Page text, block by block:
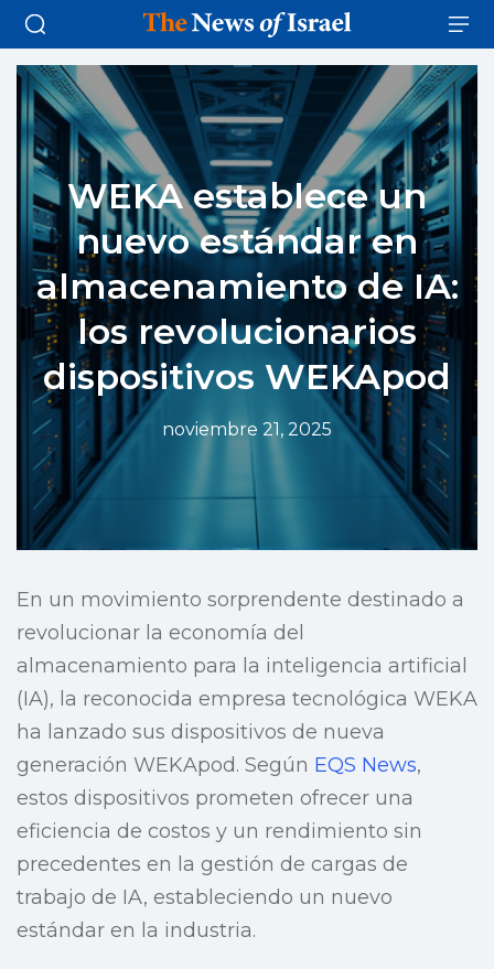
WEKA establece un
nuevo estándar en
almacenamiento de IA:
los revolucionarios
dispositivos WEKApod
noviembre 21, 2025
En un movimiento sorprendente destinado a
revolucionar la economía del
almacenamiento para la inteligencia artificial
(IA), la reconocida empresa tecnológica WEKA
ha lanzado sus dispositivos de nueva
generación WEKApod. Según EQS News,
estos dispositivos prometen ofrecer una
eficiencia de costos y un rendimiento sin
precedentes en la gestión de cargas de
trabajo de IA, estableciendo un nuevo
estándar en la industria.